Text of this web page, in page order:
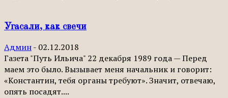
Угасали, как свечи
Админ- 02.12.2018
Газета "Путь Ильича" 22 декабря 1989 года — Перед
маем это было. Вызывает меня начальник и говорит:
«Константин, тебя органы требуют». Значит, отвечаю,
опять посадят....